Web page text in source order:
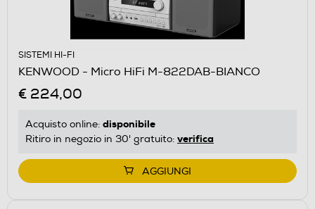
SISTEMI HI-FI
KENWOOD - Micro HiFi M-822DAB-BIANCO
€ 224,00
Acquisto online: disponibile
Ritiro in negozio in 30' gratuito: verifica
AGGIUNGI